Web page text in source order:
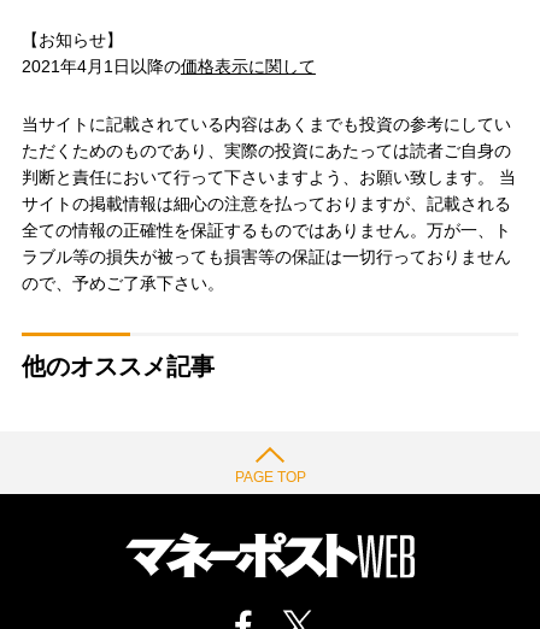
【お知らせ】
2021年4月1日以降の価格表示に関して
当サイトに記載されている内容はあくまでも投資の参考にしてい
ただくためのものであり、実際の投資にあたっては読者ご自身の
判断と責任において行って下さいますよう、お願い致します。 当
サイトの掲載情報は細心の注意を払っておりますが、記載される
全ての情報の正確性を保証するものではありません。万が一、ト
ラブル等の損失が被っても損害等の保証は一切行っておりません
ので、予めご了承下さい。
他のオススメ記事
PAGE TOP